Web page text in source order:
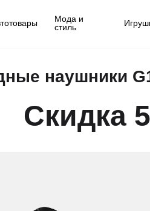
Мода и
стиль
наушники
Скидка